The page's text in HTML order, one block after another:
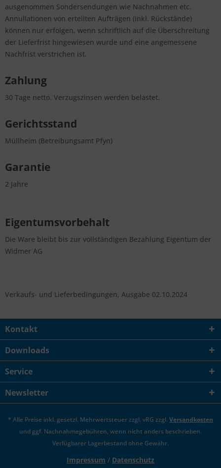
ausgenommen Sondersendungen wie Nachnahmen etc.
Annullationen von erteilten Aufträgen (inkl. Rückstände)
können nur erfolgen, wenn schriftlich auf die Überschreitung
der Lieferfrist hingewiesen wurde und eine angemessene
Nachfrist verstrichen ist.
Zahlung
30 Tage netto. Verzugszinsen werden belastet.
Gerichtsstand
Müllheim (Betreibungsamt Pfyn)
Garantie
2 Jahre
Eigentumsvorbehalt
Die Ware bleibt bis zur vollständigen Bezahlung Eigentum der
Widmer AG
Verkaufs- und Lieferbedingungen, Ausgabe 02.10.2024
Kontakt
Downloads
Service
Newsletter
* Alle Preise inkl. gesetzl. Mehrwertsteuer zzgl. vRG zzgl. Versandkosten
und ggf. Nachnahmegebühren, wenn nicht anders beschrieben.
Verfügbarer Lagerbestand ohne Gewähr.
Impressum / Datenschutz